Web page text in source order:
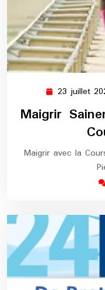
23 juillet
Maigrir
Maigrir avec la